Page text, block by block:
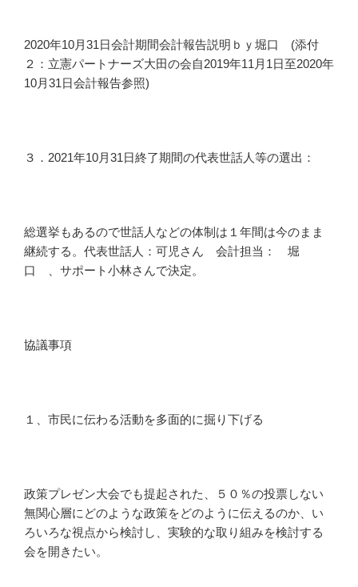
2020年10月31日会計期間会計報告説明ｂｙ堀口 (添付
２：立憲パートナーズ大田の会自2019年11月1日至2020年
10月31日会計報告参照)
３．2021年10月31日終了期間の代表世話人等の選出：
総選挙もあるので世話人などの体制は１年間は今のまま
継続する。代表世話人：可児さん 会計担当： 堀
口 、サポート小林さんで決定。
協議事項
１、市民に伝わる活動を多面的に掘り下げる
政策プレゼン大会でも提起された、５０％の投票しない
無関心層にどのような政策をどのように伝えるのか、い
ろいろな視点から検討し、実験的な取り組みを検討する
会を開きたい。